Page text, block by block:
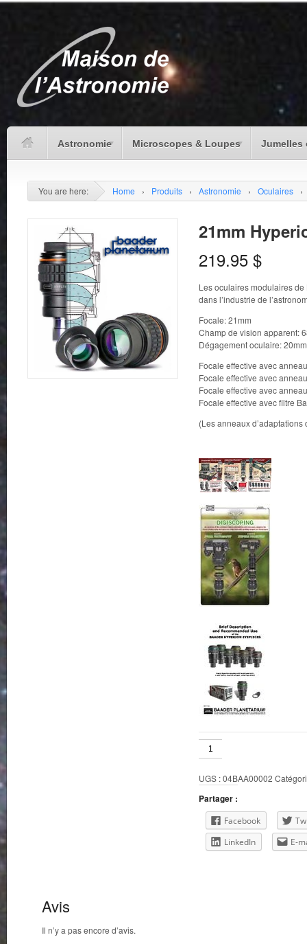
Astronomie Microscopes & Loupes Jumelles
You are here: Home › Produits › Astronomie › Oculaires ›
21mm
219.95 $
Les oculaires modulaires
dans l’industrie de
Focale: 21mm
Champ de vision apparent:
Dégagement oculaire: 20mm
Focale effective avec
Focale effective avec
Focale effective avec
Focale effective avec filtre
(Les anneaux
quantité
de
Hyperion
UGS :04BAA00002
Partager :
Facebook
LinkedIn
E-
Avis
Il n’y a pas encore d’avis.